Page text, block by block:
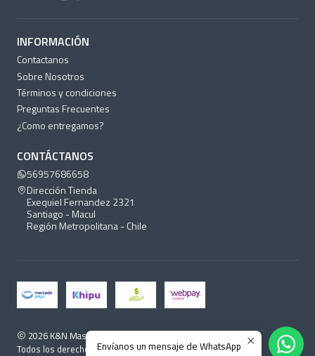
INFORMACIÓN
Contactanos
Sobre Nosotros
Términos y condiciones
Preguntas Frecuentes
¿Como entregamos?
CONTÁCTANOS
56957686658
Dirección Tienda
Exequiel Fernandez 2321
Santiago - Macul
Región Metropolitana - Chile
2026 K&N Mascotas.
Todos los derechos reservados. Desarrollado por Jumpseller
Envíanos un mensaje de WhatsApp